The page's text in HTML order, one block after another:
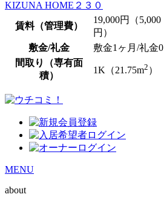
KIZUNA HOME２３０
賃料（管理費）
19,000円（5,000
円）
敷金/礼金 敷金1ヶ月/礼金0
間取り（専有面
積）
1K（21.75m2 ）
MENU
about